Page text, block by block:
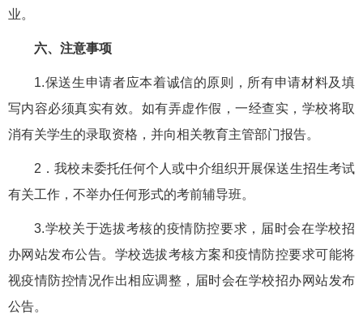
业。
六、注意事项
1.保送生申请者应本着诚信的原则，所有申请材料及填
写内容必须真实有效。如有弄虚作假，一经查实，学校将取
消有关学生的录取资格，并向相关教育主管部门报告。
2．我校未委托任何个人或中介组织开展保送生招生考试
有关工作，不举办任何形式的考前辅导班。
3.学校关于选拔考核的疫情防控要求，届时会在学校招
办网站发布公告。学校选拔考核方案和疫情防控要求可能将
视疫情防控情况作出相应调整，届时会在学校招办网站发布
公告。